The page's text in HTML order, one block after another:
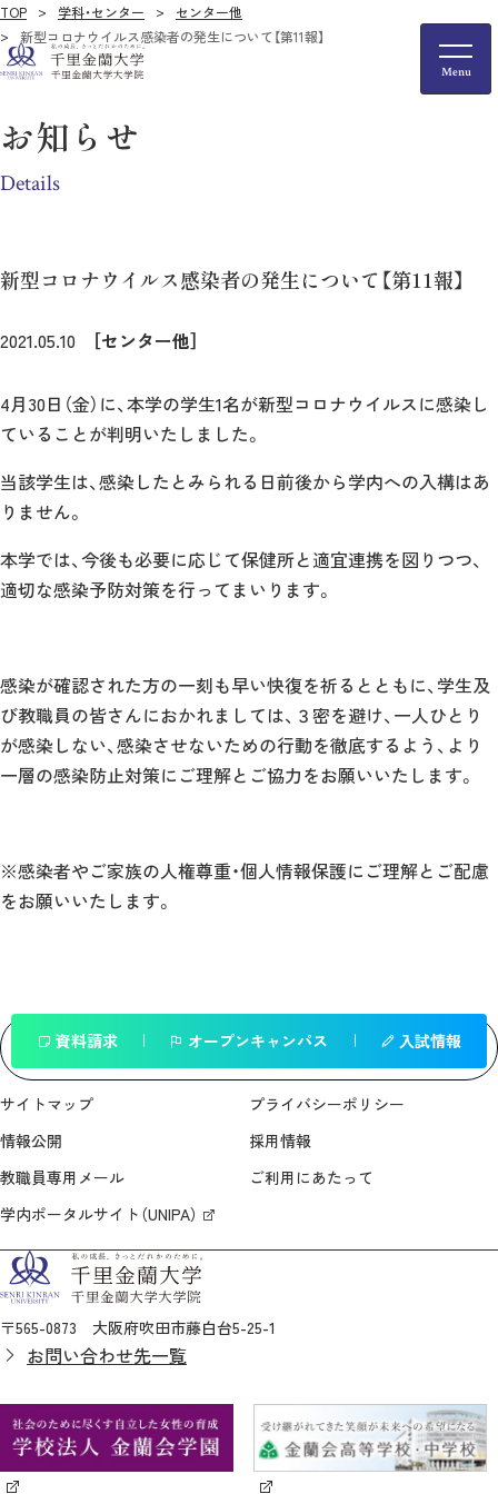
TOP 学科・センター
センター他
新型コロナウイルス感染者の発生について【第11報】
お知らせ
Details
新型コロナウイルス感染者の発生について【第11報】
2021.05.10 ［センター他］
4月30日（金）に、本学の学生1名が新型コロナウイルスに感染し
ていることが判明いたしました。
当該学生は、感染したとみられる日前後から学内への入構はあ
りません。
本学では、今後も必要に応じて保健所と適宜連携を図りつつ、
適切な感染予防対策を行ってまいります。
感染が確認された方の一刻も早い快復を祈るとともに、学生及
び教職員の皆さんにおかれましては、３密を避け、一人ひとり
が感染しない、感染させないための行動を徹底するよう、より
一層の感染防止対策にご理解とご協力をお願いいたします。
※感染者やご家族の人権尊重・個人情報保護にご理解とご配慮
をお願いいたします。
一覧へ戻る
資料請求 オープンキャンパス 入試情報
サイトマップ
プライバシーポリシー
情報公開
採用情報
教職員専用メール
ご利用にあたって
学内ポータルサイト（UNIPA）
〒565-0873 大阪府吹田市藤白台5-25-1
お問い合わせ先一覧